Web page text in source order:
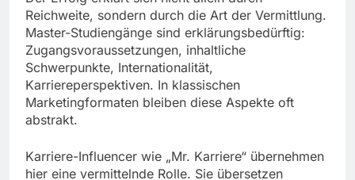
Reichweite, sondern durch die Art der Vermittlung.
Master-Studiengänge sind erklärungsbedürftig:
Zugangsvoraussetzungen, inhaltliche
Schwerpunkte, Internationalität,
Karriereperspektiven. In klassischen
Marketingformaten bleiben diese Aspekte oft
abstrakt.
Karriere-Influencer wie „Mr. Karriere“ übernehmen
hier eine vermittelnde Rolle. Sie übersetzen